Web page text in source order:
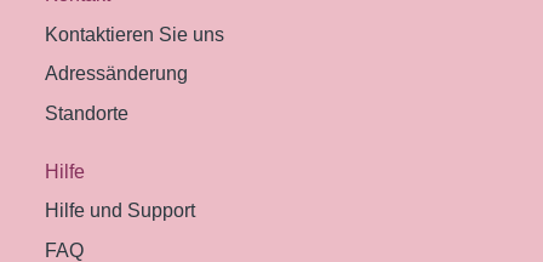
Kontaktieren Sie uns
Adressänderung
Standorte
Hilfe
Hilfe und Support
FAQ